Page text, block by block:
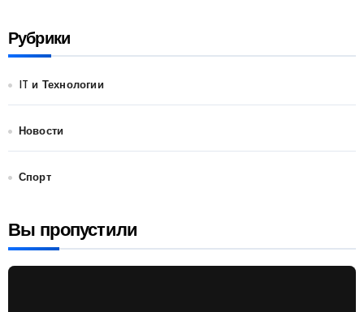
Рубрики
IT и Технологии
Новости
Спорт
Вы пропустили